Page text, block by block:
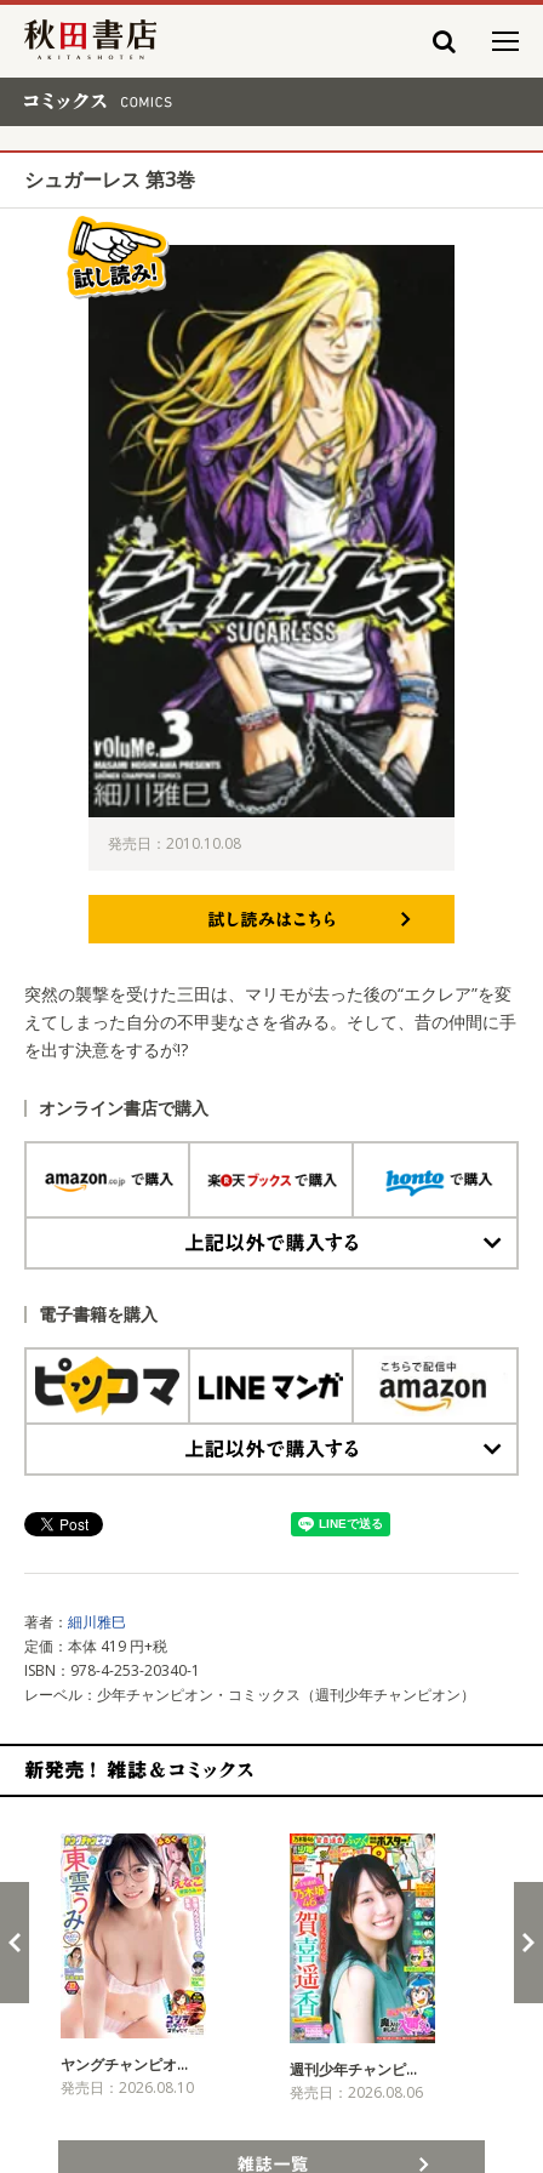
秋田書店
シュガーレス 第3巻
発売日：2010.10.08
突然の襲撃を受けた三田は、マリモが去った後の“エクレア”を変
えてしまった自分の不甲斐なさを省みる。そして、昔の仲間に手
を出す決意をするが!?
オンライン書店で購入
電子書籍を購入
著者： 細川雅巳
定価：本体 419 円+税
ISBN：978-4-253-20340-1
レーベル：少年チャンピオン・コミックス（週刊少年チャンピオン）
ヤングチャンピオ…
発売日：2026.08.10
週刊少年チャンピ…
発売日：2026.08.06